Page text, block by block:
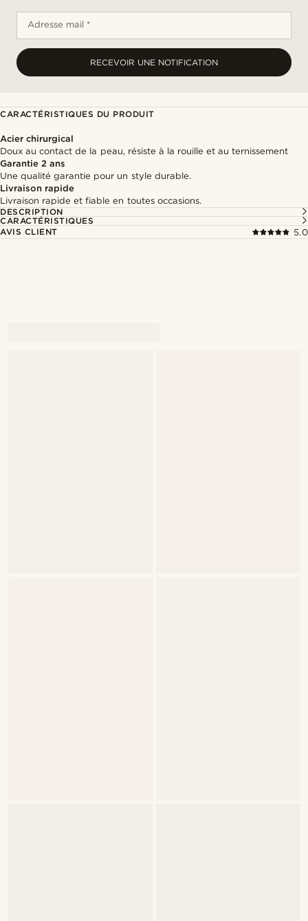
Adresse mail *
RECEVOIR UNE NOTIFICATION
CARACTÉRISTIQUES DU PRODUIT
Acier chirurgical
Doux au contact de la peau, résiste à la rouille et au ternissement
Garantie 2 ans
Une qualité garantie pour un style durable.
Livraison rapide
Livraison rapide et fiable en toutes occasions.
DESCRIPTION
CARACTÉRISTIQUES
AVIS CLIENT
5.0